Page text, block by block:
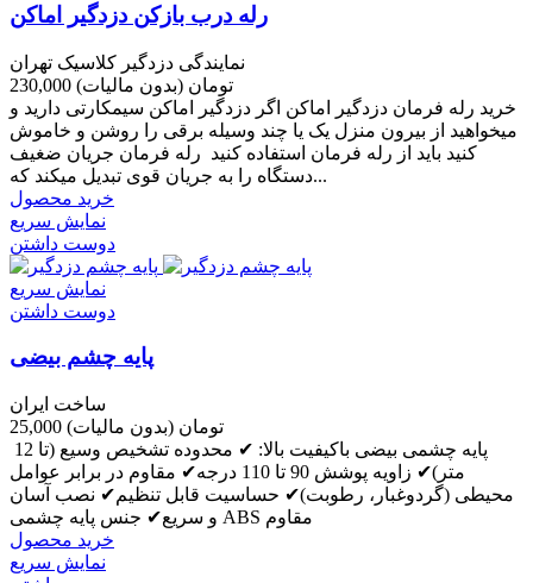
رله درب بازکن دزدگیر اماکن
نمایندگی دزدگیر کلاسیک تهران
230,000 تومان (بدون مالیات)
خرید رله فرمان دزدگیر اماکن اگر دزدگیر اماکن سیمکارتی دارید و
میخواهید از بیرون منزل یک یا چند وسیله برقی را روشن و خاموش
کنید باید از رله فرمان استفاده کنید رله فرمان جریان ضغیف
دستگاه را به جریان قوی تبدیل میکند که...
خرید محصول
نمایش سریع
دوست داشتن
نمایش سریع
دوست داشتن
پایه چشم بیضی
ساخت ایران
25,000 تومان (بدون مالیات)
متر)✔ زاویه پوشش 90 تا 110 درجه✔ مقاوم در برابر عوامل
محیطی (گردوغبار، رطوبت)✔ حساسیت قابل تنظیم✔ نصب آسان
و سریع✔ جنس پایه چشمی ABS مقاوم
خرید محصول
نمایش سریع